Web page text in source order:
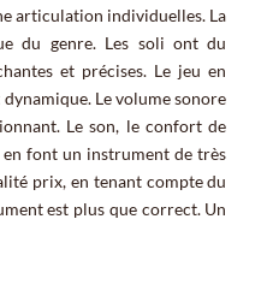
articulation individuelles. La
du genre. Les soli ont du
et précises. Le jeu en
Le volume sonore
Le son, le confort de
en font un instrument de très
prix, en tenant compte du
est plus que correct. Un